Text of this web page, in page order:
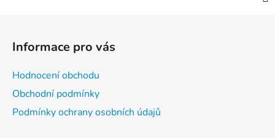
Informace pro vás
Hodnocení obchodu
Obchodní podmínky
Podmínky ochrany osobních údajů